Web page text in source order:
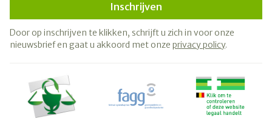
Inschrijven
Door op inschrijven te klikken, schrijft u zich in voor onze
nieuwsbrief en gaat u akkoord met onze privacy policy.